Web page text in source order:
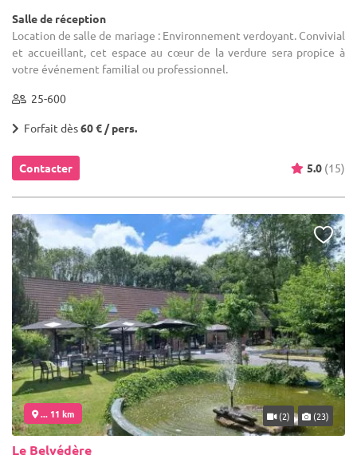
Salle de réception
Location de salle de mariage : Environnement verdoyant. Convivial
et accueillant, cet espace au cœur de la verdure sera propice à
votre événement familial ou professionnel.
25-600
Forfait dès60 € / pers.
Contacter 5.0 (15)
... 11 km (2) (23)
Le Belvédère